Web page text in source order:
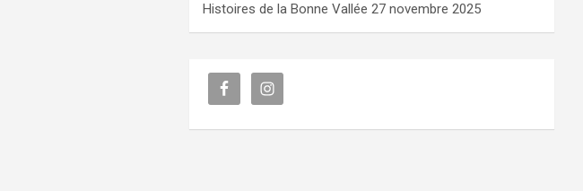
Histoires de la Bonne Vallée 27 novembre 2025